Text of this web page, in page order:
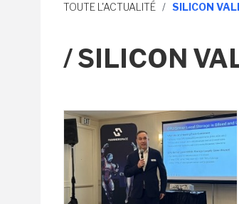
TOUTE L'ACTUALITÉ / SILICON
/ SILICON